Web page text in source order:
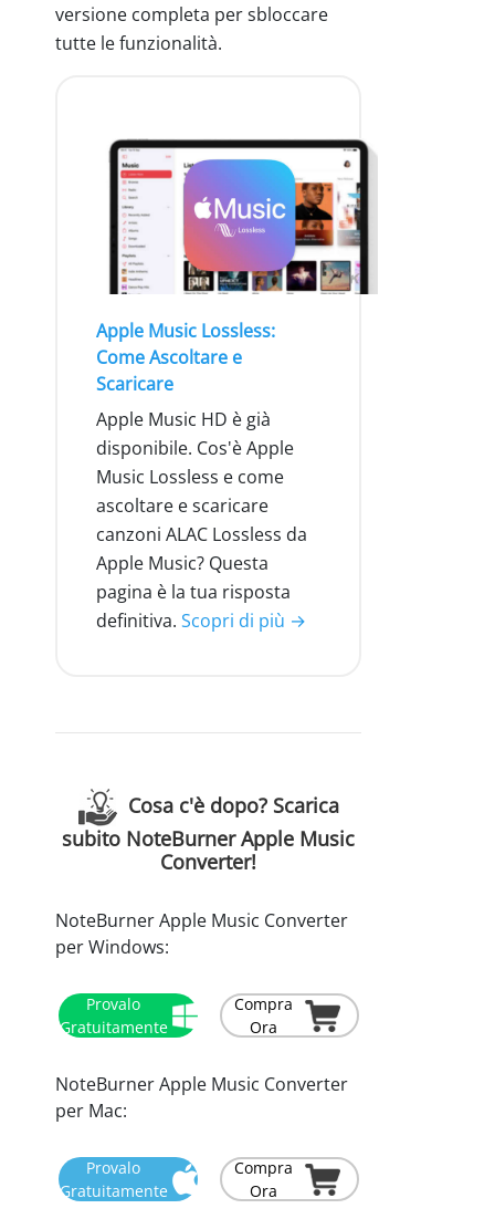
versione completa per sbloccare
tutte le funzionalità.
Apple Music Lossless:
Come Ascoltare e
Scaricare
Apple Music HD è già
disponibile. Cos'è Apple
Music Lossless e come
ascoltare e scaricare
canzoni ALAC Lossless da
Apple Music? Questa
pagina è la tua risposta
definitiva. Scopri di più →
Cosa c'è dopo? Scarica
subito NoteBurner Apple Music
Converter!
NoteBurner Apple Music Converter
per Windows:
Provalo
Gratuitamente
Compra
Ora
NoteBurner Apple Music Converter
per Mac:
Provalo
Gratuitamente
Compra
Ora